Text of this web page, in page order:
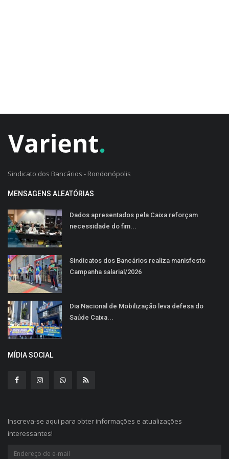
Sindicato dos Bancários - Rondonópolis
MENSAGENS ALEATÓRIAS
Dados apresentados pela Caixa reforçam
necessidade do fim...
Sindicatos dos Bancários realiza manisfesto
Campanha salarial/2026
Dia Nacional de Mobilização leva defesa do
Saúde Caixa...
MÍDIA SOCIAL
Inscreva-se aqui para obter informações e atualizações
interessantes!